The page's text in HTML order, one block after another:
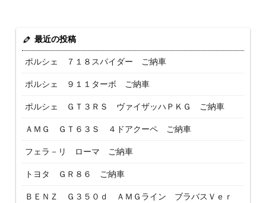
最近の投稿
ポルシェ ７１８スパイダー ご納車
ポルシェ ９１１ターボ ご納車
ポルシェ ＧＴ３ＲＳ ヴァイザッハＰＫＧ ご納車
ＡＭＧ ＧＴ６３Ｓ ４ドアクーペ ご納車
フェラ－リ ローマ ご納車
トヨタ ＧＲ８６ ご納車
ＢＥＮＺ Ｇ３５０ｄ ＡＭＧライン ブラバスＶｅｒ